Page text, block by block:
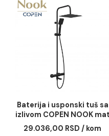
Baterija i usponski tuš
izlivom COPEN NOOK
hrom okrugli set
25.910,00 RSD / kom
DODAJ U KORPU